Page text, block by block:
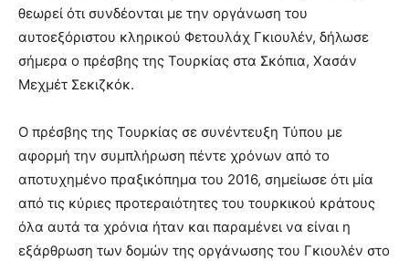
θεωρεί ότι συνδέονται με την οργάνωση του
αυτοεξόριστου κληρικού Φετουλάχ Γκιουλέν, δήλωσε
σήμερα ο πρέσβης της Τουρκίας στα Σκόπια, Χασάν
Μεχμέτ Σεκιζκόκ.
Ο πρέσβης της Τουρκίας σε συνέντευξη Τύπου με
αφορμή την συμπλήρωση πέντε χρόνων από το
αποτυχημένο πραξικόπημα του 2016, σημείωσε ότι μία
από τις κύριες προτεραιότητες του τουρκικού κράτους
όλα αυτά τα χρόνια ήταν και παραμένει να είναι η
εξάρθρωση των δομών της οργάνωσης του Γκιουλέν στο